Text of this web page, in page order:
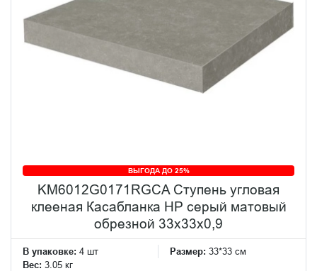
ВЫГОДА ДО 25%
KM6012G0171RGCA Ступень угловая
клееная Касабланка HP серый матовый
обрезной 33x33x0,9
В упаковке: 4 шт Размер: 33*33 см
Вес: 3.05 кг